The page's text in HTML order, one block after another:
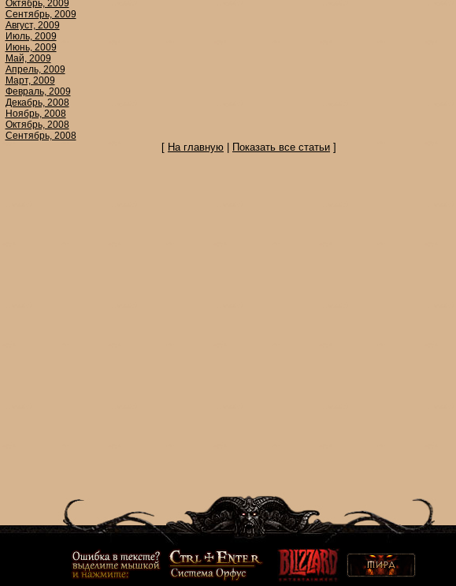
Октябрь, 2009
Сентябрь, 2009
Август, 2009
Июль, 2009
Июнь, 2009
Май, 2009
Апрель, 2009
Март, 2009
Февраль, 2009
Декабрь, 2008
Ноябрь, 2008
Октябрь, 2008
Сентябрь, 2008
[ На главную Показать все статьи ]